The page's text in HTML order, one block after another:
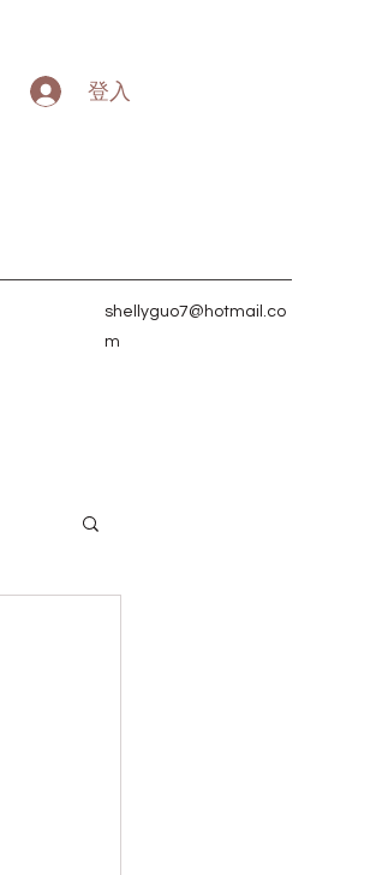
登入
shellyguo7@hotmail.co
m